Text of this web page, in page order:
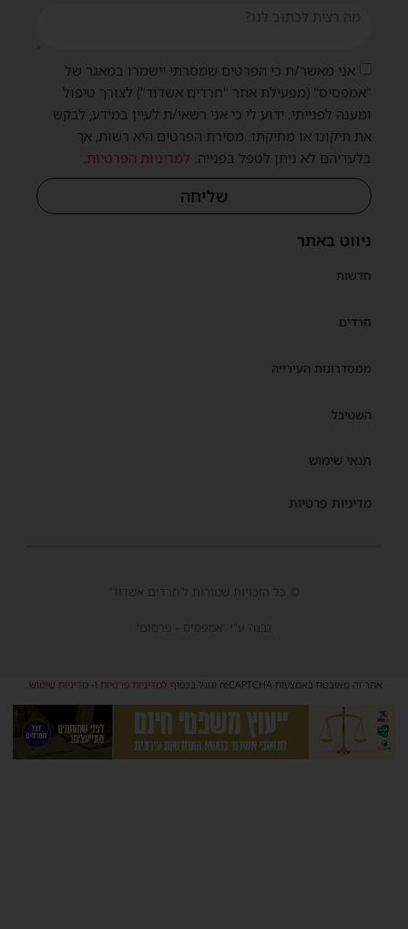
ניווט באתר
חדשות
חרדים
ממסדרונות העירייה
השטיבל
תנאי שימוש
מדיניות פרטיות
אני מאשר/ת כי הפרטים שמסרתי יישמרו במאגר של
"אמפסיס" (מפעילת אתר "חרדים אשדוד") לצורך טיפול
ומענה לפנייתי. ידוע לי כי אני רשאי/ת לעיין במידע, לבקש
את תיקונו או מחיקתו. מסירת הפרטים היא רשות, אך
בלעדיהם לא ניתן לטפל בפנייה.למדיניות הפרטיות.
שליחה
© כל הזכויות שמורות ל'חרדים אשדוד'
נבנה ע"י 'אמפסיס - פרסום'
אתר זה מאובטח באמצעות reCAPTCHA וגוגל בכפוף למדיניות פרטיותו-מדיניות שימוש.